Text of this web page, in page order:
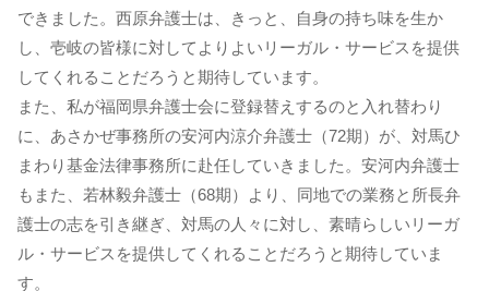
できました。西原弁護士は、きっと、自身の持ち味を生か
し、壱岐の皆様に対してよりよいリーガル・サービスを提供
してくれることだろうと期待しています。
また、私が福岡県弁護士会に登録替えするのと入れ替わり
に、あさかぜ事務所の安河内涼介弁護士（72期）が、対馬ひ
まわり基金法律事務所に赴任していきました。安河内弁護士
もまた、若林毅弁護士（68期）より、同地での業務と所長弁
護士の志を引き継ぎ、対馬の人々に対し、素晴らしいリーガ
ル・サービスを提供してくれることだろうと期待していま
す。